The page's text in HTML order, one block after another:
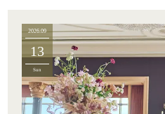
2026.09
13
Sun